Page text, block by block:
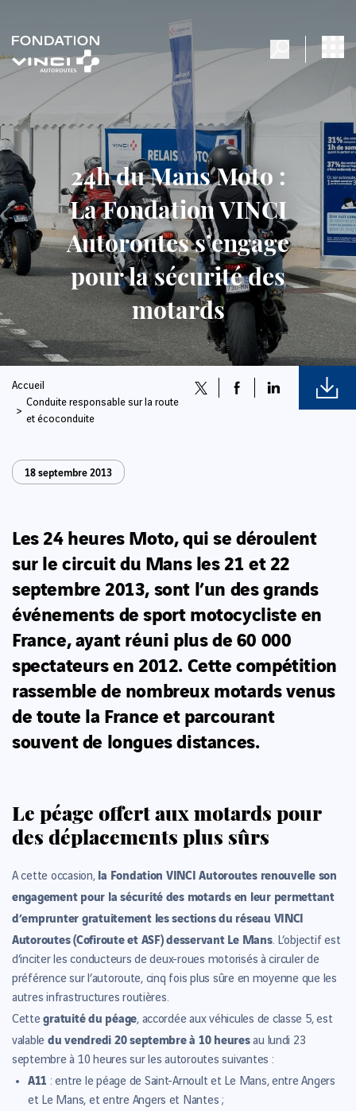
24h du Mans Moto :
La Fondation VINCI
Autoroutes s’engage
pour la sécurité des
motards
Accueil
Conduite responsable sur la route
et écoconduite
18 septembre 2013
Les 24 heures Moto, qui se déroulent
sur le circuit du Mans les 21 et 22
septembre 2013, sont l’un des grands
événements de sport motocycliste en
France, ayant réuni plus de 60 000
spectateurs en 2012. Cette compétition
rassemble de nombreux motards venus
de toute la France et parcourant
souvent de longues distances.
Le péage offert aux motards pour
des déplacements plus sûrs
A cette occasion, la Fondation VINCI Autoroutes renouvelle son
engagement pour la sécurité des motards en leur permettant
d’emprunter gratuitement les sections du réseau VINCI
Autoroutes (Cofiroute et ASF) desservant Le Mans. L’objectif est
d’inciter les conducteurs de deux-roues motorisés à circuler de
préférence sur l’autoroute, cinq fois plus sûre en moyenne que les
autres infrastructures routières.
Cettegratuité du péage, accordée aux véhicules de classe 5, est
valable du vendredi 20 septembre à 10 heuresau lundi 23
septembre à 10 heures sur les autoroutes suivantes :
A11 : entre le péage de Saint-Arnoult et Le Mans, entre Angers
et Le Mans, et entre Angers et Nantes ;